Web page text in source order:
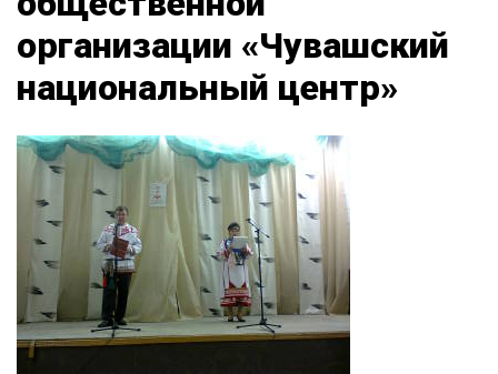
организации «Чувашский
национальный центр»